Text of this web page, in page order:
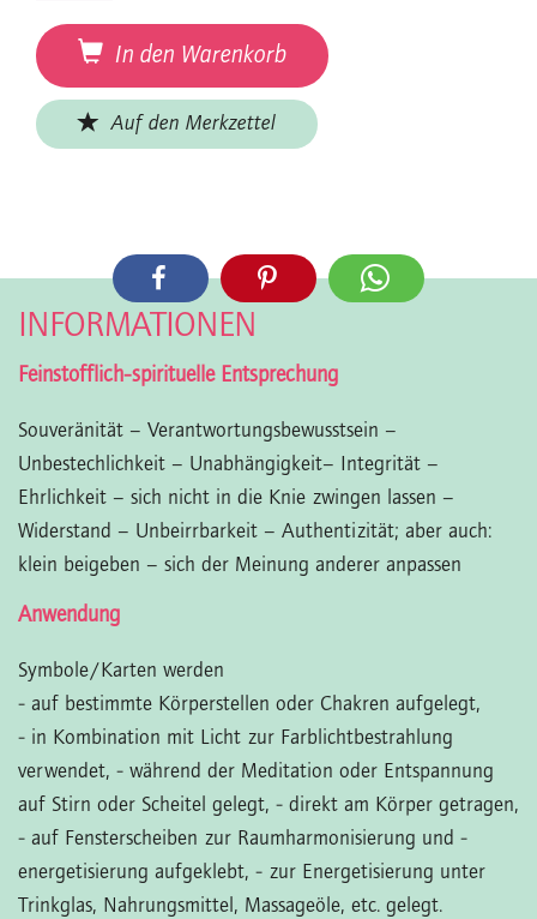
In den Warenkorb
Auf den Merkzettel
INFORMATIONEN
Feinstofflich-spirituelle Entsprechung
Souveränität – Verantwortungsbewusstsein –
Unbestechlichkeit – Unabhängigkeit– Integrität –
Ehrlichkeit – sich nicht in die Knie zwingen lassen –
Widerstand – Unbeirrbarkeit – Authentizität; aber auch:
klein beigeben – sich der Meinung anderer anpassen
Anwendung
Symbole/Karten werden
- auf bestimmte Körperstellen oder Chakren aufgelegt,
- in Kombination mit Licht zur Farblichtbestrahlung
verwendet, - während der Meditation oder Entspannung
auf Stirn oder Scheitel gelegt, - direkt am Körper getragen,
- auf Fensterscheiben zur Raumharmonisierung und -
energetisierung aufgeklebt, - zur Energetisierung unter
Trinkglas, Nahrungsmittel, Massageöle, etc. gelegt.